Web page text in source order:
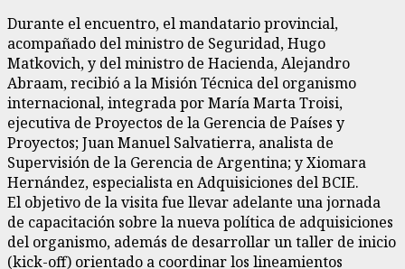
Durante el encuentro, el mandatario provincial,
acompañado del ministro de Seguridad, Hugo
Matkovich, y del ministro de Hacienda, Alejandro
Abraam, recibió a la Misión Técnica del organismo
internacional, integrada por María Marta Troisi,
ejecutiva de Proyectos de la Gerencia de Países y
Proyectos; Juan Manuel Salvatierra, analista de
Supervisión de la Gerencia de Argentina; y Xiomara
Hernández, especialista en Adquisiciones del BCIE.
El objetivo de la visita fue llevar adelante una jornada
de capacitación sobre la nueva política de adquisiciones
del organismo, además de desarrollar un taller de inicio
(kick-off) orientado a coordinar los lineamientos